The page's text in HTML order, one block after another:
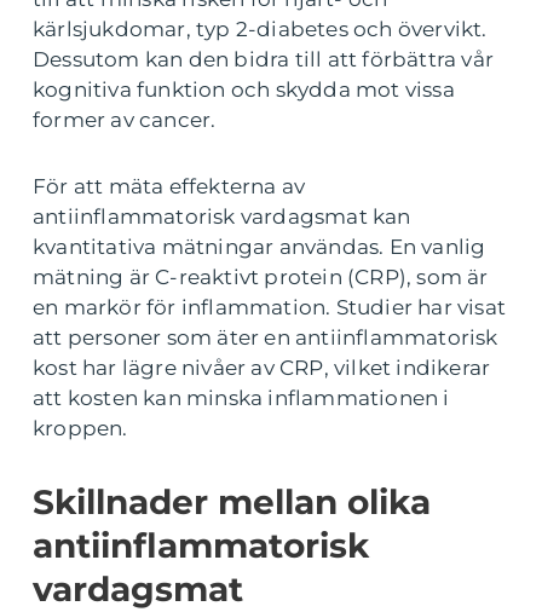
kärlsjukdomar, typ 2-diabetes och övervikt.
Dessutom kan den bidra till att förbättra vår
kognitiva funktion och skydda mot vissa
former av cancer.
För att mäta effekterna av
antiinflammatorisk vardagsmat kan
kvantitativa mätningar användas. En vanlig
mätning är C-reaktivt protein (CRP), som är
en markör för inflammation. Studier har visat
att personer som äter en antiinflammatorisk
kost har lägre nivåer av CRP, vilket indikerar
att kosten kan minska inflammationen i
kroppen.
Skillnader mellan olika
antiinflammatorisk
vardagsmat